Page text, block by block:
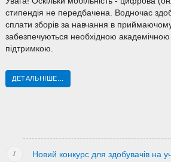
стипендія не передбачена. Водночас
сплати зборів за навчання в приймаючому
забезпечуються необхідною академічною
підтримкою.
ДЕТАЛЬНІШЕ...
Новий конкурс для здобувачів на